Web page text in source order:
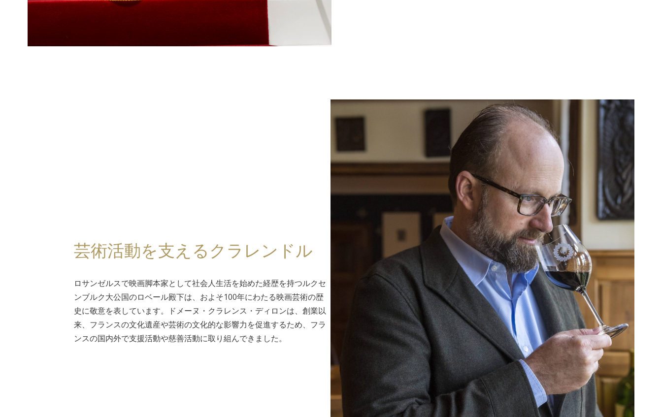
芸術活動を支えるクラレンドル
ロサンゼルスで映画脚本家として社会人生活を始めた経歴を持つルクセ
ンブルク大公国のロベール殿下は、およそ100年にわたる映画芸術の歴
史に敬意を表しています。ドメーヌ・クラレンス・ディロンは、創業以
来、フランスの文化遺産や芸術の文化的な影響力を促進するため、フラ
ンスの国内外で支援活動や慈善活動に取り組んできました。